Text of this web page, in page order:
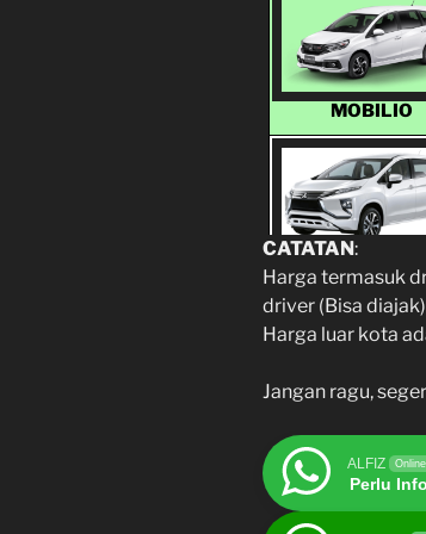
PAJERO
ALPHARD
HIACE, ELF
MOBILIO
OLD
INNOVA
CATATAN:
Harga termasuk
driver (Bisa
Harga luar kota
Jangan ragu,
ALFIZ Online
Perlu